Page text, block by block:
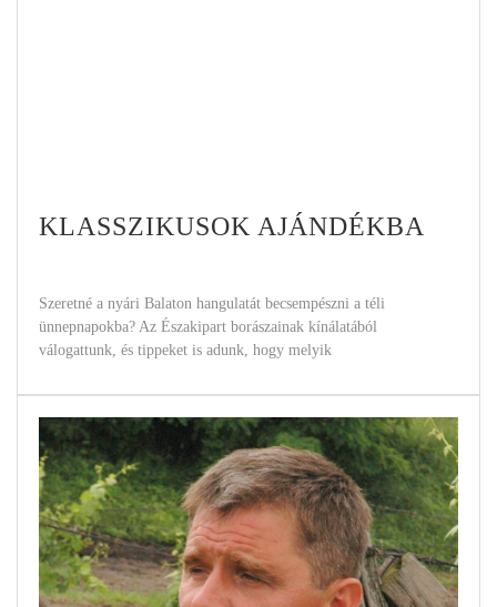
KLASSZIKUSOK AJÁNDÉKBA
Szeretné a nyári Balaton hangulatát becsempészni a téli
ünnepnapokba? Az Északipart borászainak kínálatából
válogattunk, és tippeket is adunk, hogy melyik